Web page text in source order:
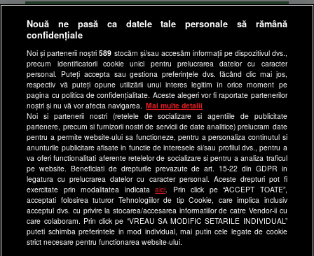
Politica de confidentialitate
Anunturi gratuite pe Lajumate.ro
Ultimele Stiri
Program Happy Channel
Echipa editorială
Site-uri Antena Group
a1.ro
antenastars.ro
as.ro
catine.ro
chefi.ro
deparinti.ro
Nouă ne pasă ca datele tale personale să rămână
confidențiale
Noi și partenerii noștri589 stocăm și/sau accesăm informații pe dispozitivul dvs.,
precum identificatorii cookie unici pentru prelucrarea datelor cu caracter
personal. Puteți accepta sau gestiona preferințele dvs. făcând clic mai jos,
respectiv vă puteți opune utilizării unui interes legitim în orice moment pe
pagina cu politica de confidențialitate. Aceste alegeri vor fi raportate partenerilor
noștri și nu vă vor afecta navigarea.
Mai multe detalii
Noi si partenerii nostri (retelele de socializare si agentiile de publicitate
partenere, precum si furnizorii nostri de servicii de date analitice) prelucram date
pentru a permite website-ului sa functioneze, pentru a personaliza continutul si
anunturile publicitare afisate in functie de interesele si/sau profilul dvs., pentru a
va oferi functionalitati aferente retelelor de socializare si pentru a analiza traficul
pe website. Beneficiati de drepturile prevazute de art. 15-22 din GDPR in
legatura cu prelucrarea datelor cu caracter personal. Aceste drepturi pot fi
exercitate prin modalitatea indicataaici . Prin click pe “ACCEPT TOATE”,
acceptati folosirea tuturor Tehnologiilor de tip Cookie, care implica inclusiv
acceptul dvs. cu privire la stocarea/accesarea informatiilor de catre Vendor-ii cu
care colaboram. Prin click pe “VREAU SA MODIFIC SETARILE INDIVIDUAL”
puteti schimba preferintele in mod individual, mai putin cele legate de cookie
strict necesare pentru functionarea website-ului.